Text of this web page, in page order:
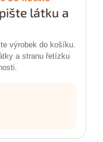
látku a
výrobek do košíku.
a stranu řetízku